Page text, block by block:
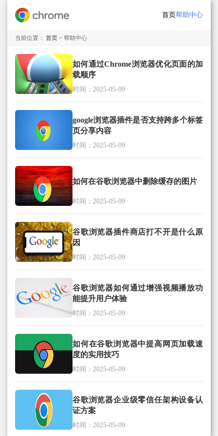
首页帮助中心
当前位置： 首页 > 帮助中心
如何通过Chrome浏览器优化页面的加
载顺序
时间：2025-05-09
google浏览器插件是否支持跨多个标签
页分享内容
时间：2025-05-09
如何在谷歌浏览器中删除缓存的图片
时间：2025-05-09
谷歌浏览器插件商店打不开是什么原
因
时间：2025-05-09
谷歌浏览器如何通过增强视频播放功
能提升用户体验
时间：2025-05-09
如何在谷歌浏览器中提高网页加载速
度的实用技巧
时间：2025-05-09
谷歌浏览器企业级零信任架构设备认
证方案
时间：2025-05-09